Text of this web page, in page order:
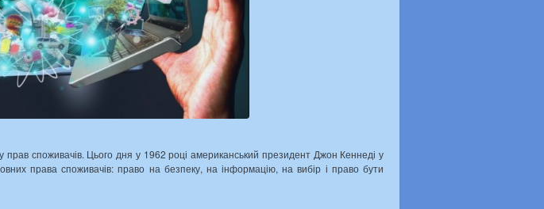
прав споживачів. Цього дня у 1962 році американський президент Джон Кеннеді у
права споживачів: право на безпеку, на інформацію, на вибір і право бути